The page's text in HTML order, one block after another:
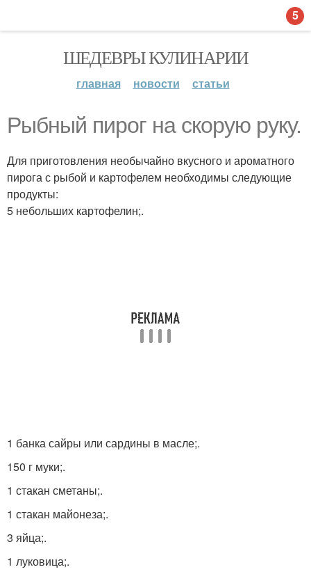
ШЕДЕВРЫ КУЛИНАРИИ
главная новости статьи
Рыбный пирог на скорую руку.
Для приготовления необычайно вкусного и ароматного
пирога с рыбой и картофелем необходимы следующие
продукты:
5 небольших картофелин;.
1 банка сайры или сардины в масле;.
150 г муки;.
1 стакан сметаны;.
1 стакан майонеза;.
3 яйца;.
1 луковица;.
5